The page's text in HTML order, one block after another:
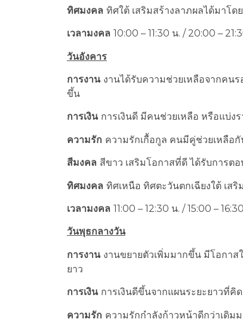
ทิศมงคล ทิศใต้ เสริมสร้างลาภผลได้มาโ
เวลามงคล 10:00 – 11:30 น. / 20:00 –
วันอังคาร
การงาน งานได้รับความช่วยเหลือจากคน
ขึ้น
การเงิน การเงินดี มีคนช่วยเหลือ หรือแบ่ง
ความรัก ความรักเกื้อกูล คนมีคู่ช่วยเหลือ
สีมงคล สีขาว เสริมโอกาสที่ดี ได้รับการต
ทิศมงคล ทิศเหนือ ทิศตะวันตกเฉียงใต้ เส
เวลามงคล 11:00 – 12:30 น. / 15:00 –
วันพุธกลางวัน
การงาน งานขยายตัวเพิ่มมากขึ้น มีโอกาส
ยาว
การเงิน การเงินดีขึ้นจากแผนระยะยาวที่คิ
ความรัก ความรักกำลังก้าวหน้าดีกว่าเดิม